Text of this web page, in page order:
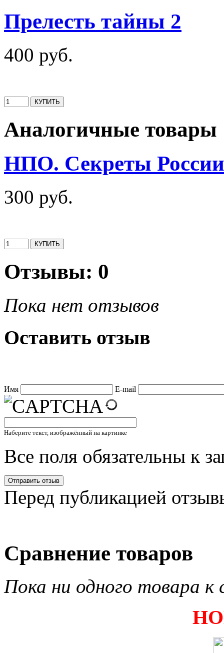
Прелесть тайны 2
400 руб.
Аналогичные товары
НПО. Секреты России
300 руб.
Отзывы: 0
Пока нет отзывов
Оставить отзыв
Имя E-mail
Наберите текст, изображённый на картинке
Все поля обязательны к
Перед публикацией
Сравнение товаров
Пока ни одного товара к